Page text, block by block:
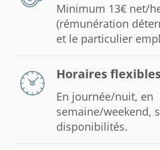
Minimum 13€ net/
(rémunération
et le particulier
Horaires
En journée/nuit, en
semaine/weekend,
disponibilités.